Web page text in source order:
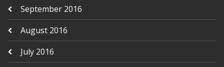
September 2016
August 2016
July 2016